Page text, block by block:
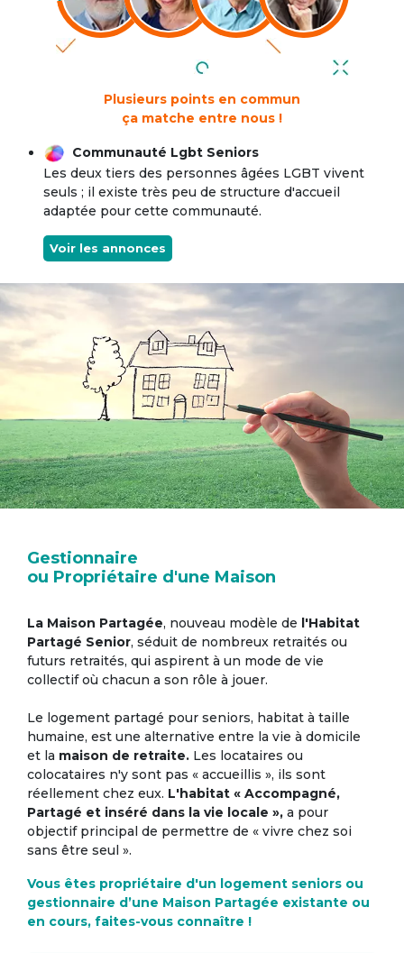
Plusieurs points en commun
ça matche entre nous !
Communauté Lgbt Seniors
Les deux tiers des personnes âgées LGBT vivent
seuls ; il existe très peu de structure d'accueil
adaptée pour cette communauté.
Voir les annonces
Gestionnaire
ou Propriétaire d'une Maison
La Maison Partagée, nouveau modèle de l'Habitat
Partagé Senior, séduit de nombreux retraités ou
futurs retraités, qui aspirent à un mode de vie
collectif où chacun a son rôle à jouer.
Le logement partagé pour seniors, habitat à taille
humaine, est une alternative entre la vie à domicile
et la maison de retraite. Les locataires ou
colocataires n'y sont pas « accueillis », ils sont
réellement chez eux. L'habitat « Accompagné,
Partagé et inséré dans la vie locale », a pour
objectif principal de permettre de « vivre chez soi
sans être seul ».
Vous êtes propriétaire d'un logement seniors ou
gestionnaire d’une Maison Partagée existante ou
en cours, faites-vous connaître !